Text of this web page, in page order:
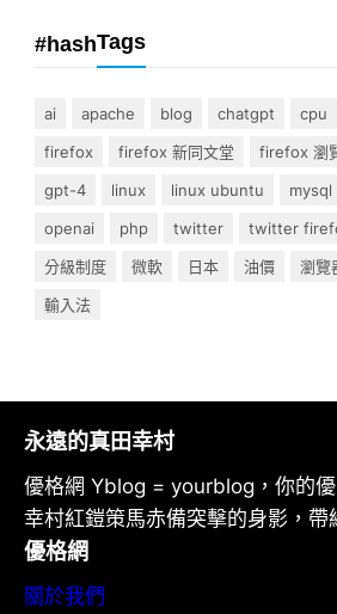
#hashTags
ai apache blog chatgpt cpu
firefox
firefox 新同文堂 firefox 瀏
gpt-4
linux linux ubuntu mysql
openai
php twitter twitter
分級制度
微軟 日本 油價 瀏覽
輸入法
永遠的真田幸村
優格網 Yblog = yourblog，你的
幸村紅鎧策馬赤備突擊的身影，帶
優格網
關於我們